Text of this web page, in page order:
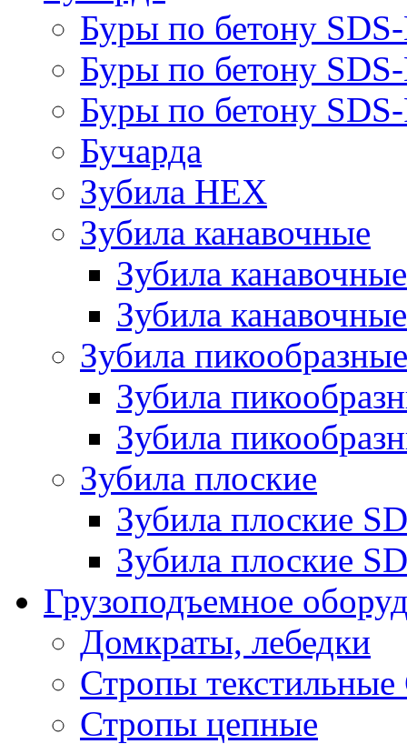
Буры по бетону
Буры по бетону
Буры по бетону
Бучарда
Зубила HEX
Зубила канавочные
Зубила
Зубила
Зубила пикообразные
Зубила
Зубила
Зубила плоские
Зубила плоские
Зубила плоские
Грузоподъемное
Домкраты, лебедки
Стропы
Стропы цепные